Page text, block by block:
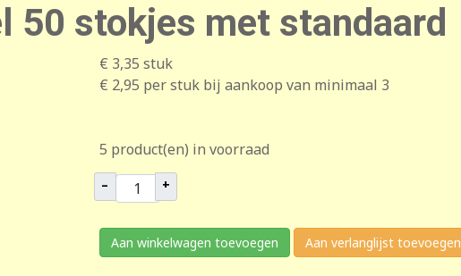
50 stokjes met standaard
€ 3,35 stuk
€ 2,95 per stuk bij aankoop van minimaal 3
5 product(en) in voorraad
– +
Aan winkelwagen toevoegen Aan verlanglijst toevoegen